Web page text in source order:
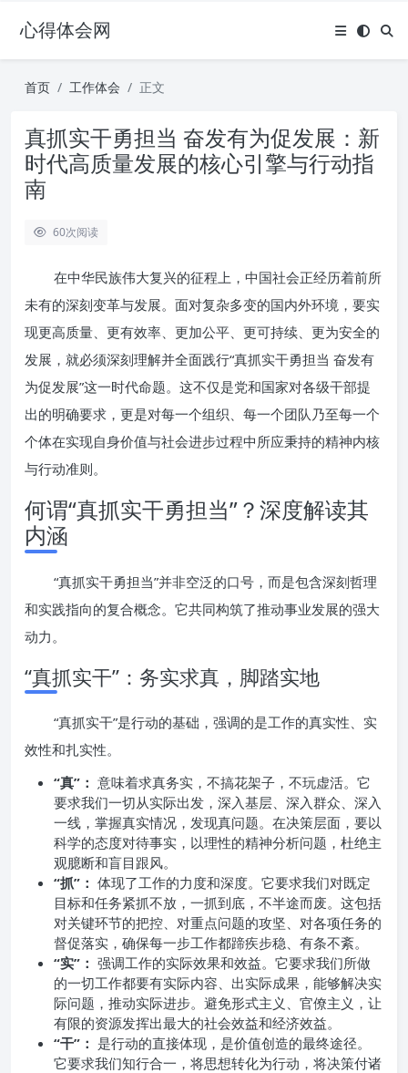
心得体会网
首页 工作体会 正文
真抓实干勇担当 奋发有为促发展：新
时代高质量发展的核心引擎与行动指
南
60次阅读
在中华民族伟大复兴的征程上，中国社会正经历着前所
未有的深刻变革与发展。面对复杂多变的国内外环境，要实
现更高质量、更有效率、更加公平、更可持续、更为安全的
发展，就必须深刻理解并全面践行“真抓实干勇担当 奋发有
为促发展”这一时代命题。这不仅是党和国家对各级干部提
出的明确要求，更是对每一个组织、每一个团队乃至每一个
个体在实现自身价值与社会进步过程中所应秉持的精神内核
与行动准则。
何谓“真抓实干勇担当”？深度解读其
内涵
“真抓实干勇担当”并非空泛的口号，而是包含深刻哲理
和实践指向的复合概念。它共同构筑了推动事业发展的强大
动力。
“真抓实干”：务实求真，脚踏实地
“真抓实干”是行动的基础，强调的是工作的真实性、实
效性和扎实性。
“真”： 意味着求真务实，不搞花架子，不玩虚活。它
要求我们一切从实际出发，深入基层、深入群众、深入
一线，掌握真实情况，发现真问题。在决策层面，要以
科学的态度对待事实，以理性的精神分析问题，杜绝主
观臆断和盲目跟风。
“抓”： 体现了工作的力度和深度。它要求我们对既定
目标和任务紧抓不放，一抓到底，不半途而废。这包括
对关键环节的把控、对重点问题的攻坚、对各项任务的
督促落实，确保每一步工作都蹄疾步稳、有条不紊。
“实”： 强调工作的实际效果和效益。它要求我们所做
的一切工作都要有实际内容、出实际成果，能够解决实
际问题，推动实际进步。避免形式主义、官僚主义，让
有限的资源发挥出最大的社会效益和经济效益。
“干”： 是行动的直接体现，是价值创造的最终途径。
它要求我们知行合一，将思想转化为行动，将决策付诸